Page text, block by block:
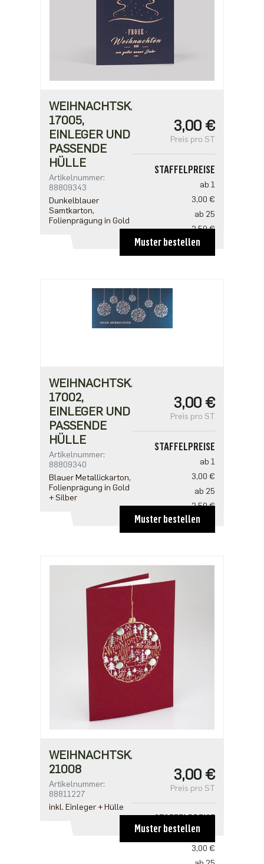
WEIHNACHTSKARTE
17005,
EINLEGER UND
PASSENDE
HÜLLE
Artikelnummer:
88809343
Dunkelblauer
Samtkarton,
Folienprägung in Gold
3,00 €
Preis pro ST
STAFFELPREISE
ab 1
3,00 €
ab 25
2,50 €
ab 100
2,18 €
Muster bestellen
WEIHNACHTSKARTE
17002,
EINLEGER UND
PASSENDE
HÜLLE
Artikelnummer:
88809340
Blauer Metallickarton,
Folienprägung in Gold
+ Silber
3,00 €
Preis pro ST
STAFFELPREISE
ab 1
3,00 €
ab 25
2,50 €
ab 100
2,18 €
1,91 €
Muster bestellen
WEIHNACHTSKARTE
21008
Artikelnummer:
88811227
inkl. Einleger + Hülle
3,00 €
Preis pro ST
STAFFELPREISE
ab 1
3,00 €
Muster bestellen